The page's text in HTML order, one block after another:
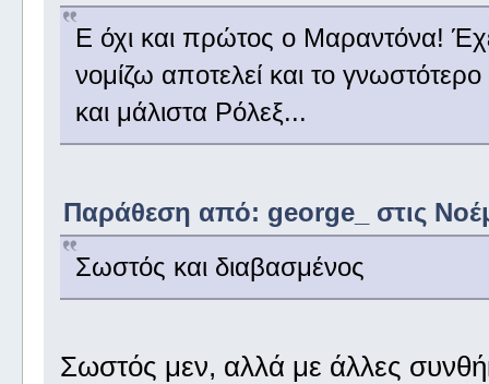
Ε όχι και πρώτος ο Μαραντόνα!
νομίζω αποτελεί και το
και μάλιστα Ρόλεξ...
Παράθεση από: george_ στις
Σωστός και διαβασμένος
Σωστός μεν, αλλά με άλλες